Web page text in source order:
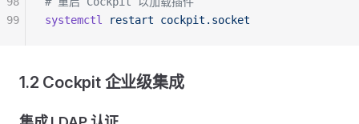
systemctl
restart cockpit.socket
99
1.2 Cockpit 企业级集成